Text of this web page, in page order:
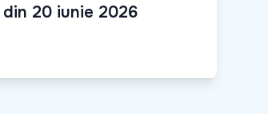
din 20 iunie 2026